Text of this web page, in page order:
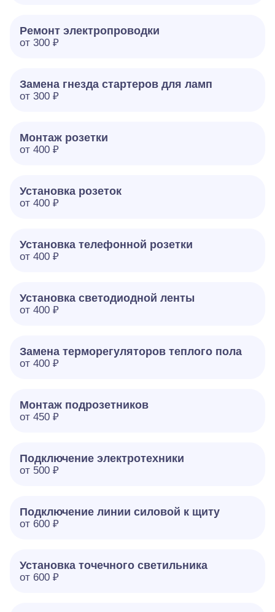
Ремонт электропроводки
от 300 ₽
Замена гнезда стартеров для ламп
от 300 ₽
Монтаж розетки
от 400 ₽
Установка розеток
от 400 ₽
Установка телефонной розетки
от 400 ₽
Установка светодиодной ленты
от 400 ₽
Замена терморегуляторов теплого пола
от 400 ₽
Монтаж подрозетников
от 450 ₽
Подключение электротехники
от 500 ₽
Подключение линии силовой к щиту
от 600 ₽
Установка точечного светильника
от 600 ₽